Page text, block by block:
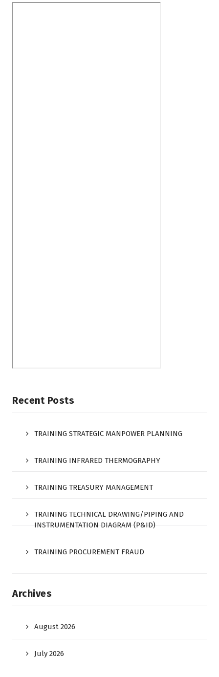
Recent Posts
TRAINING STRATEGIC MANPOWER PLANNING
TRAINING INFRARED THERMOGRAPHY
TRAINING TREASURY MANAGEMENT
TRAINING TECHNICAL DRAWING/PIPING AND
INSTRUMENTATION DIAGRAM (P&ID)
TRAINING PROCUREMENT FRAUD
Archives
August 2026
July 2026